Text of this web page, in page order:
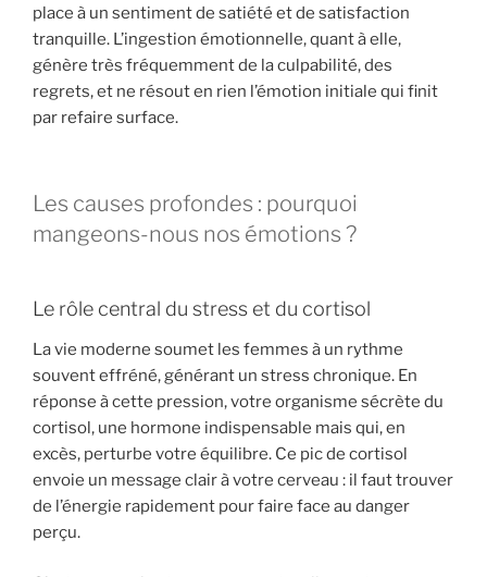
place à un sentiment de satiété et de satisfaction
tranquille. L’ingestion émotionnelle, quant à elle,
génère très fréquemment de la culpabilité, des
regrets, et ne résout en rien l’émotion initiale qui finit
par refaire surface.
Les causes profondes : pourquoi
mangeons-nous nos émotions ?
Le rôle central du stress et du cortisol
La vie moderne soumet les femmes à un rythme
souvent effréné, générant un stress chronique. En
réponse à cette pression, votre organisme sécrète du
cortisol, une hormone indispensable mais qui, en
excès, perturbe votre équilibre. Ce pic de cortisol
envoie un message clair à votre cerveau : il faut trouver
de l’énergie rapidement pour faire face au danger
perçu.